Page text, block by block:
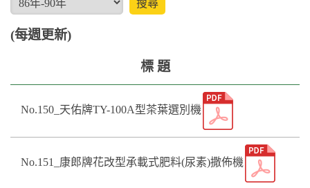
(每週更新)
標 題
No.150_天佑牌TY-100A型茶葉選別機
No.151_康郎牌花改型承載式肥料(尿素)撒佈機